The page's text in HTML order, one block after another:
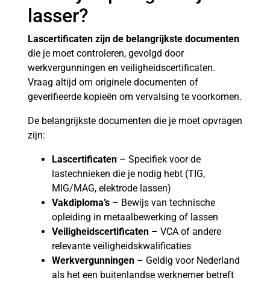
lasser?
Lascertificaten zijn de belangrijkste documenten
die je moet controleren, gevolgd door
werkvergunningen en veiligheidscertificaten.
Vraag altijd om originele documenten of
geverifieerde kopieën om vervalsing te voorkomen.
De belangrijkste documenten die je moet opvragen
zijn:
Lascertificaten – Specifiek voor de
lastechnieken die je nodig hebt (TIG,
MIG/MAG, elektrode lassen)
Vakdiploma’s – Bewijs van technische
opleiding in metaalbewerking of lassen
Veiligheidscertificaten – VCA of andere
relevante veiligheidskwalificaties
Werkvergunningen – Geldig voor Nederland
als het een buitenlandse werknemer betreft